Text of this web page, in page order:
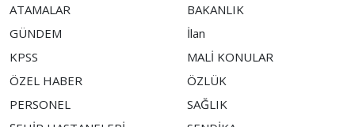
ATAMALAR
BAKANLIK
GÜNDEM
İlan
KPSS
MALİ KONULAR
ÖZEL HABER
ÖZLÜK
PERSONEL
SAĞLIK